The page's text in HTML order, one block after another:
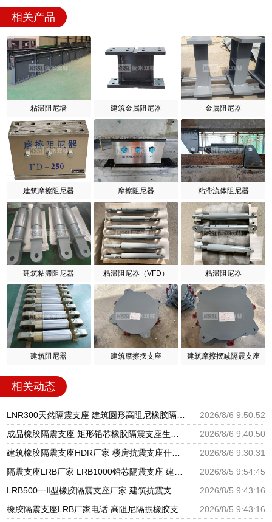
相关产品
粘滞阻尼墙 建筑金属阻尼器 金属阻尼器
建筑摩擦阻尼器 摩擦阻尼器 粘滞流体阻尼器
建筑粘滞阻尼器 粘滞阻尼器（VFD） 粘滞阻尼器
建筑阻尼器 建筑摩擦摆支座 建筑摩擦摆减隔震支座
相关动态
2026/8/6 9:50:52
2026/8/6 9:40:50
2026/8/6 9:30:31
2026/8/5 9:54:45
2026/8/5 9:43:16
2026/8/5 9:43:16